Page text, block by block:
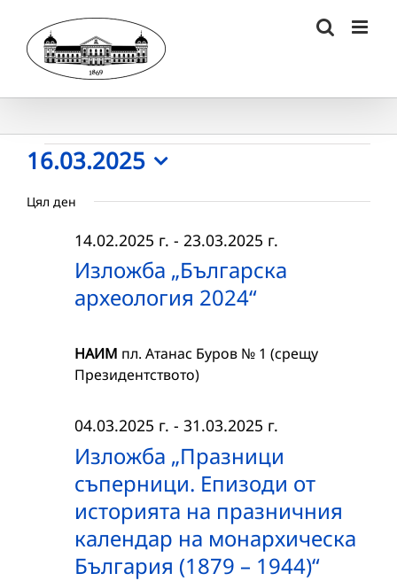
content
Събития
for
16.03.2025
16.03.2025
date.
Цял ден
Изложба „Българска
археология 2024“
14.02.2025 г. - 23.03.2025 г.
НАИМ пл. Атанас Буров № 1 (срещу
Президентството)
Изложба „Празници
съперници. Епизоди от
историята на празничния
календар на монархическа
България (1879 – 1944)“
04.03.2025 г. - 31.03.2025 г.